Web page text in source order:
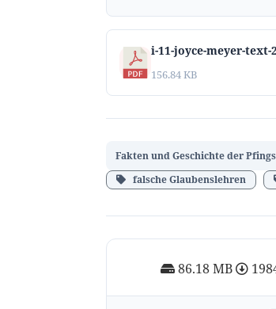
i-11-joyce-meyer-text-
156.84 KB
Fakten und Geschichte der
falsche Glaubenslehren
86.18 MB